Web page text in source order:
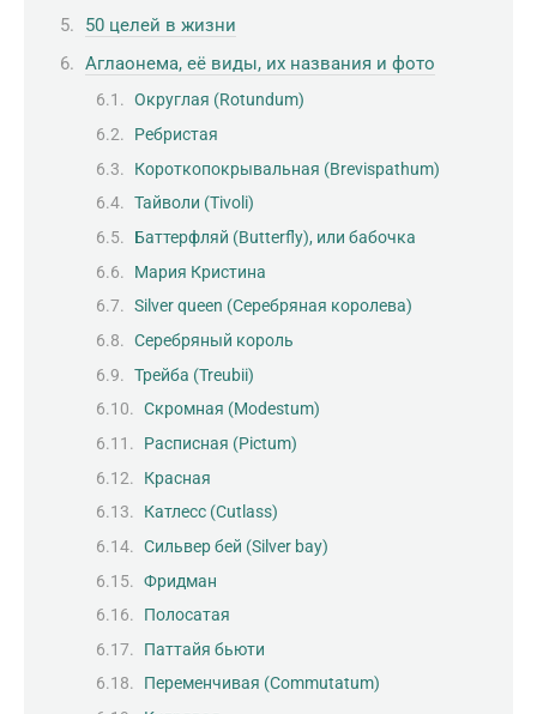
50 целей в жизни
Аглаонема, её виды, их названия и фото
Округлая (Rotundum)
Ребристая
Короткопокрывальная (Brevispathum)
Тайволи (Tivoli)
Баттерфляй (Butterfly), или бабочка
Мария Кристина
Silver queen (Серебряная королева)
Серебряный король
Трейба (Treubii)
Скромная (Modestum)
Расписная (Pictum)
Красная
Катлесс (Cutlass)
Сильвер бей (Silver bay)
Фридман
Полосатая
Паттайя бьюти
Переменчивая (Commutatum)